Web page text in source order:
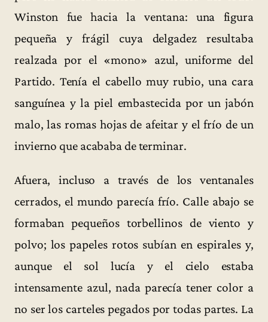
Winston fue hacia la ventana: una figura
pequeña y frágil cuya delgadez resultaba
realzada por el «mono» azul, uniforme del
Partido. Tenía el cabello muy rubio, una cara
sanguínea y la piel embastecida por un jabón
malo, las romas hojas de afeitar y el frío de un
invierno que acababa de terminar.
Afuera, incluso a través de los ventanales
cerrados, el mundo parecía frío. Calle abajo se
formaban pequeños torbellinos de viento y
polvo; los papeles rotos subían en espirales y,
aunque el sol lucía y el cielo estaba
intensamente azul, nada parecía tener color a
no ser los carteles pegados por todas partes. La